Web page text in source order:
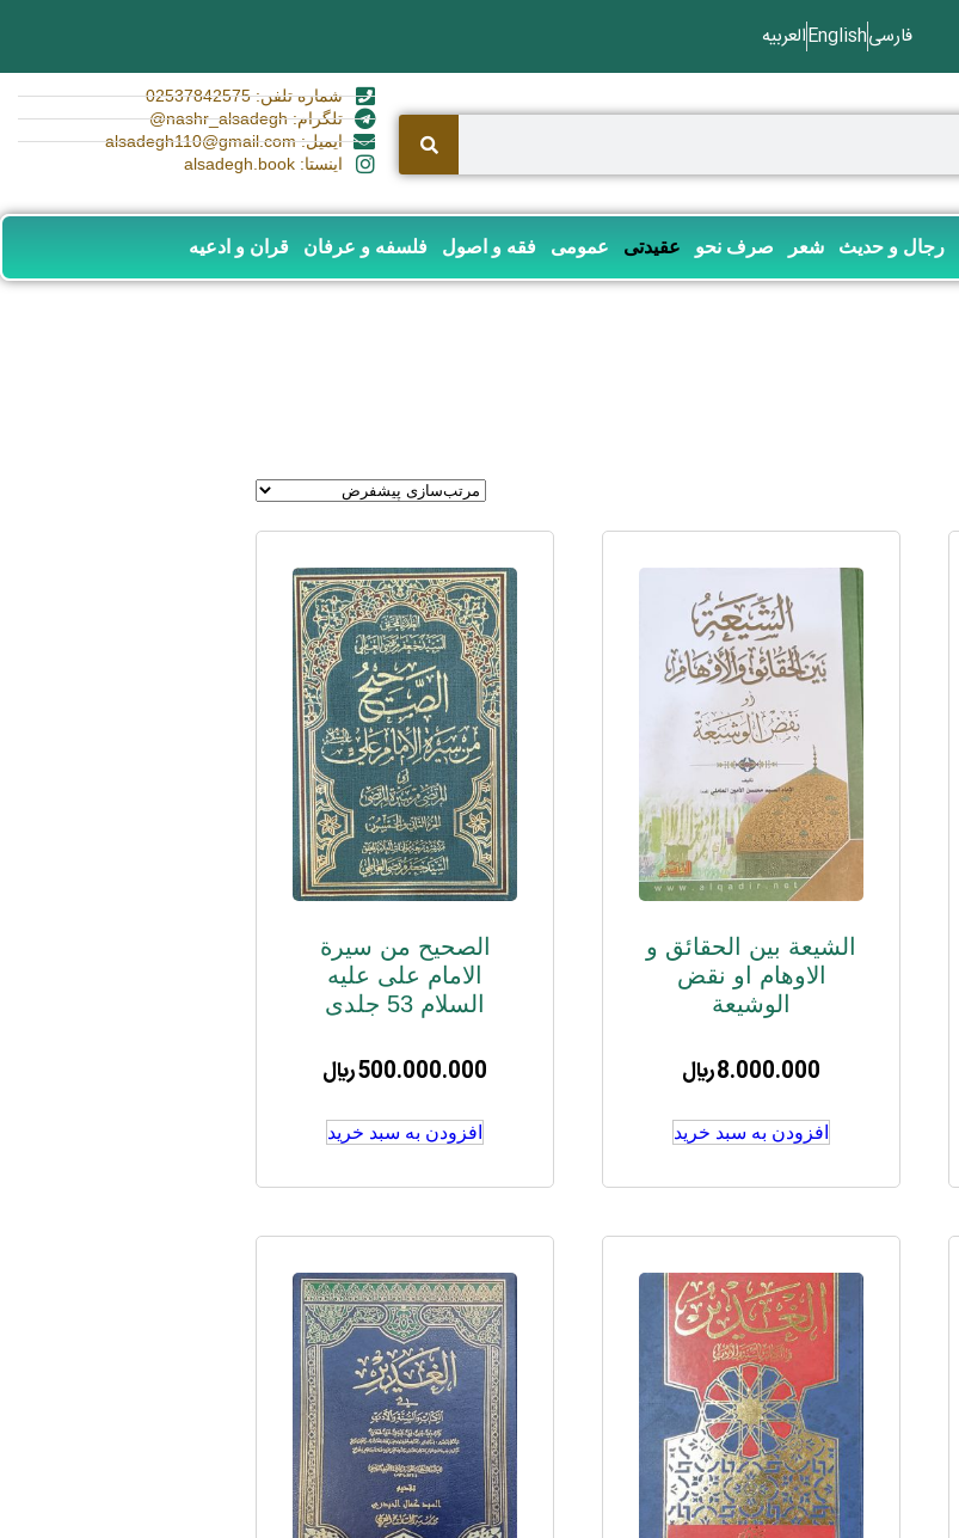
فارسیEnglishالعربیه
شماره تلفن: 02537842575
تلگرام: nashr_alsadegh@
ایمیل: alsadegh110@gmail.com
اینستا: alsadegh.book
رجال و حدیث شعر صرف نحو عقیدتی عمومی فقه و اصول فلسفه و عرفان قران و ادعیه
الشیعة بین الحقائق و
الاوهام او نقض
الوشیعة
8.000.000﷼
افزودن به سبد خرید
الصحیح من سیرة
الامام علی علیه
السلام 53 جلدی
500.000.000﷼
افزودن به سبد خرید